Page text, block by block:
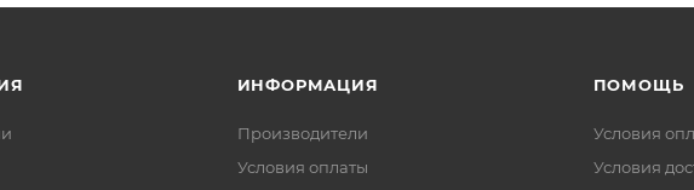
ИНФОРМАЦИЯ
Производители
Условия оплаты
ПОМОЩЬ
Условия
Условия